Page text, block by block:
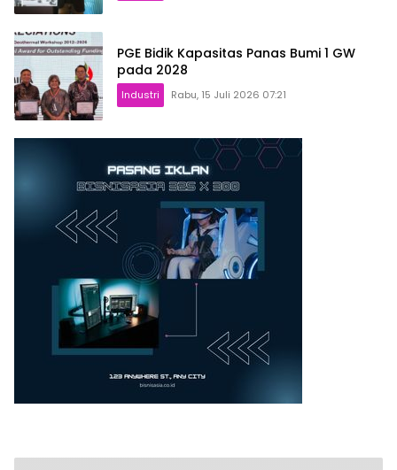
PGE Bidik Kapasitas Panas Bumi 1 GW
pada 2028
Industri Rabu, 15 Juli 2026 07:21